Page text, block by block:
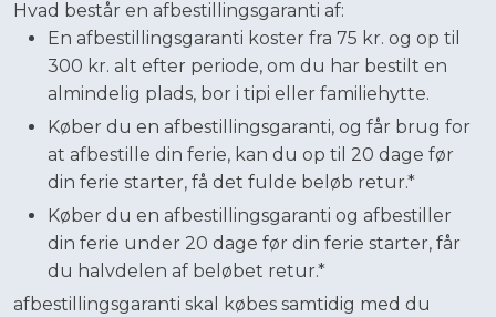
​Hvad består en afbestillingsgaranti af:
En afbestillingsgaranti koster fra 75 kr. og op til
300 kr. alt efter periode, om du har bestilt en
almindelig plads, bor i tipi eller familiehytte.
Køber du en afbestillingsgaranti, og får brug for
at afbestille din ferie, kan du op til 20 dage før
din ferie starter, få det fulde beløb retur.*
Køber du en afbestillingsgaranti og afbestiller
din ferie under 20 dage før din ferie starter, får
du halvdelen af beløbet retur.*
afbestillingsgaranti skal købes samtidig med du